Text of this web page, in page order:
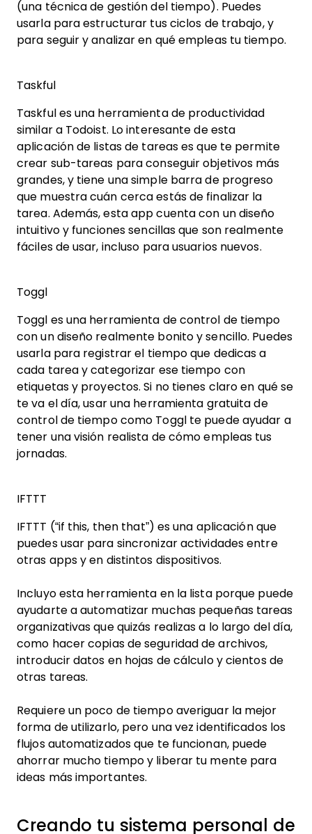
(una técnica de gestión del tiempo). Puedes
usarla para estructurar tus ciclos de trabajo, y
para seguir y analizar en qué empleas tu tiempo.
Taskful
Taskful es una herramienta de productividad
similar a Todoist. Lo interesante de esta
aplicación de listas de tareas es que te permite
crear sub-tareas para conseguir objetivos más
grandes, y tiene una simple barra de progreso
que muestra cuán cerca estás de finalizar la
tarea. Además, esta app cuenta con un diseño
intuitivo y funciones sencillas que son realmente
fáciles de usar, incluso para usuarios nuevos.
Toggl
Toggl es una herramienta de control de tiempo
con un diseño realmente bonito y sencillo. Puedes
usarla para registrar el tiempo que dedicas a
cada tarea y categorizar ese tiempo con
etiquetas y proyectos. Si no tienes claro en qué se
te va el día, usar una herramienta gratuita de
control de tiempo como Toggl te puede ayudar a
tener una visión realista de cómo empleas tus
jornadas.
IFTTT
IFTTT (“if this, then that”) es una aplicación que
puedes usar para sincronizar actividades entre
otras apps y en distintos dispositivos.
Incluyo esta herramienta en la lista porque puede
ayudarte a automatizar muchas pequeñas tareas
organizativas que quizás realizas a lo largo del día,
como hacer copias de seguridad de archivos,
introducir datos en hojas de cálculo y cientos de
otras tareas.
Requiere un poco de tiempo averiguar la mejor
forma de utilizarlo, pero una vez identificados los
flujos automatizados que te funcionan, puede
ahorrar mucho tiempo y liberar tu mente para
ideas más importantes.
Creando tu sistema personal de